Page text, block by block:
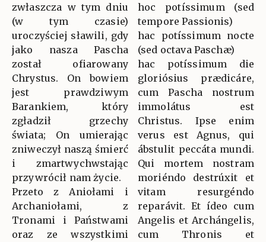
zwłaszcza w tym dniu
(w tym czasie)
uroczyściej sławili, gdy
jako nasza Pascha
został ofiarowany
Chrystus. On bowiem
jest prawdziwym
Barankiem, który
zgładził grzechy
świata; On umierając
zniweczył naszą śmierć
i zmartwychwstając
przywrócił nam życie.
Przeto z Aniołami i
Archaniołami, z
Tronami i Państwami
oraz ze wszystkimi
hoc potíssimum (sed
tempore Passionis)
hac potíssimum nocte
(sed octava Paschæ)
hac potíssimum die
gloriósius prædicáre,
cum Pascha nostrum
immolátus est
Christus. Ipse enim
verus est Agnus, qui
ábstulit peccáta mundi.
Qui mortem nostram
moriéndo destrúxit et
vitam resurgéndo
reparávit. Et ídeo cum
Angelis et Archángelis,
cum Thronis et